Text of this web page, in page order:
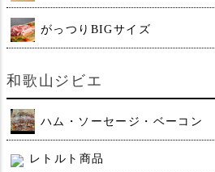
がっつりBIGサイズ
和歌山ジビエ
ハム・ソーセージ・ベーコン
レトルト商品